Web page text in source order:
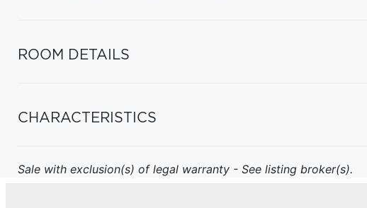
ROOM DETAILS
CHARACTERISTICS
Sale with exclusion(s) of legal warranty - See listing broker(s).